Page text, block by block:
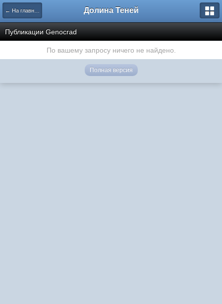
← На главную Долина Теней
Публикации Genocrad
По вашему запросу ничего не найдено.
Полная версия